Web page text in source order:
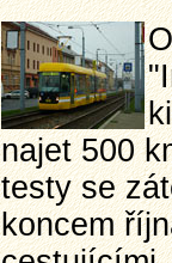
najet 500
testy se
koncem